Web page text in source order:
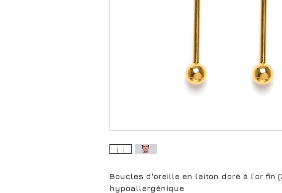
Boucles d'oreille en laiton doré à l’or fin
hypoallergénique